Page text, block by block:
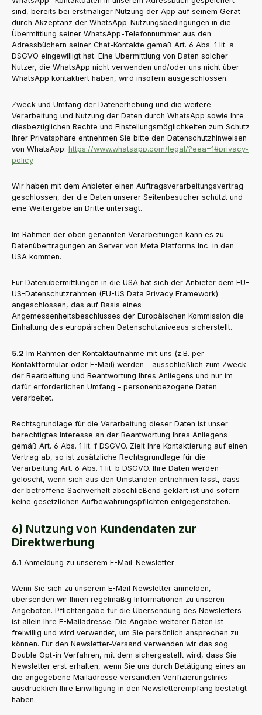
sind, bereits bei erstmaliger Nutzung der App auf seinem Gerät
durch Akzeptanz der WhatsApp-Nutzungsbedingungen in die
Übermittlung seiner WhatsApp-Telefonnummer aus den
Adressbüchern seiner Chat-Kontakte gemäß Art. 6 Abs. 1 lit. a
DSGVO eingewilligt hat. Eine Übermittlung von Daten solcher
Nutzer, die WhatsApp nicht verwenden und/oder uns nicht über
WhatsApp kontaktiert haben, wird insofern ausgeschlossen.
Zweck und Umfang der Datenerhebung und die weitere
Verarbeitung und Nutzung der Daten durch WhatsApp sowie Ihre
diesbezüglichen Rechte und Einstellungsmöglichkeiten zum Schutz
Ihrer Privatsphäre entnehmen Sie bitte den Datenschutzhinweisen
von WhatsApp: https://www.whatsapp.com/legal/?eea=1#privacy-
policy
Wir haben mit dem Anbieter einen Auftragsverarbeitungsvertrag
geschlossen, der die Daten unserer Seitenbesucher schützt und
eine Weitergabe an Dritte untersagt.
Im Rahmen der oben genannten Verarbeitungen kann es zu
Datenübertragungen an Server von Meta Platforms Inc. in den
USA kommen.
Für Datenübermittlungen in die USA hat sich der Anbieter dem EU-
US-Datenschutzrahmen (EU-US Data Privacy Framework)
angeschlossen, das auf Basis eines
Angemessenheitsbeschlusses der Europäischen Kommission die
Einhaltung des europäischen Datenschutzniveaus sicherstellt.
5.2 Im Rahmen der Kontaktaufnahme mit uns (z.B. per
Kontaktformular oder E-Mail) werden – ausschließlich zum Zweck
der Bearbeitung und Beantwortung Ihres Anliegens und nur im
dafür erforderlichen Umfang – personenbezogene Daten
verarbeitet.
Rechtsgrundlage für die Verarbeitung dieser Daten ist unser
berechtigtes Interesse an der Beantwortung Ihres Anliegens
gemäß Art. 6 Abs. 1 lit. f DSGVO. Zielt Ihre Kontaktierung auf einen
Vertrag ab, so ist zusätzliche Rechtsgrundlage für die
Verarbeitung Art. 6 Abs. 1 lit. b DSGVO. Ihre Daten werden
gelöscht, wenn sich aus den Umständen entnehmen lässt, dass
der betroffene Sachverhalt abschließend geklärt ist und sofern
keine gesetzlichen Aufbewahrungspflichten entgegenstehen.
6) Nutzung von Kundendaten zur
Direktwerbung
6.1 Anmeldung zu unserem E-Mail-Newsletter
Wenn Sie sich zu unserem E-Mail Newsletter anmelden,
übersenden wir Ihnen regelmäßig Informationen zu unseren
Angeboten. Pflichtangabe für die Übersendung des Newsletters
ist allein Ihre E-Mailadresse. Die Angabe weiterer Daten ist
freiwillig und wird verwendet, um Sie persönlich ansprechen zu
können. Für den Newsletter-Versand verwenden wir das sog.
Double Opt-in Verfahren, mit dem sichergestellt wird, dass Sie
Newsletter erst erhalten, wenn Sie uns durch Betätigung eines an
die angegebene Mailadresse versandten Verifizierungslinks
ausdrücklich Ihre Einwilligung in den Newsletterempfang bestätigt
haben.